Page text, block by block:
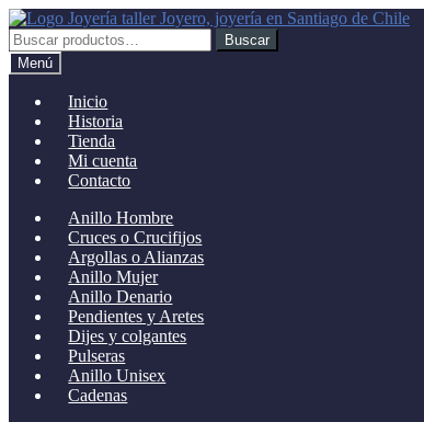
Ir
a
la
navegación
Ir
al
contenido
Buscar
por:
Buscar
Menú
Inicio
Historia
Tienda
Mi cuenta
Contacto
Anillo Hombre
Cruces o Crucifijos
Argollas o Alianzas
Anillo Mujer
Anillo Denario
Pendientes y Aretes
Dijes y colgantes
Pulseras
Anillo Unisex
Cadenas